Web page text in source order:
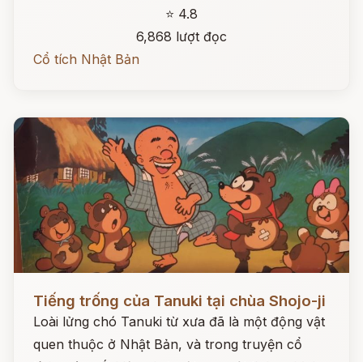
⭐ 4.8
6,868 lượt đọc
Cổ tích Nhật Bản
Đọc ngay
Tiếng trống của Tanuki tại chùa Shojo-ji
Loài lửng chó Tanuki từ xưa đã là một động vật
quen thuộc ở Nhật Bản, và trong truyện cổ